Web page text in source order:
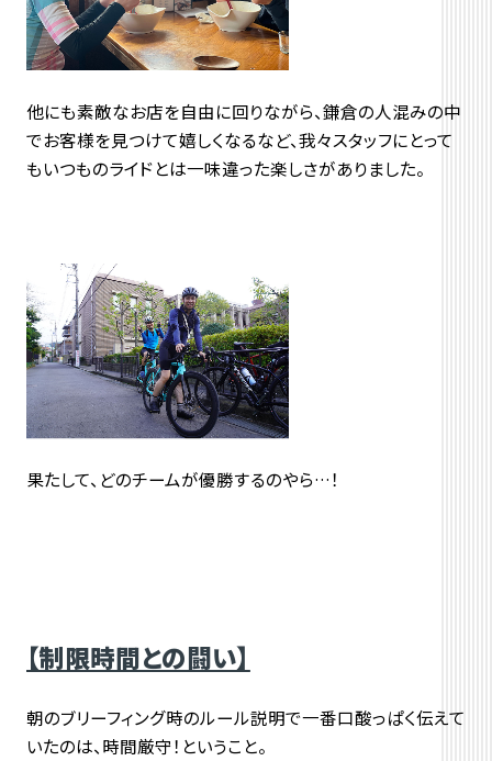
他にも素敵なお店を自由に回りながら、鎌倉の人混みの中
でお客様を見つけて嬉しくなるなど、我々スタッフにとって
もいつものライドとは一味違った楽しさがありました。
果たして、どのチームが優勝するのやら…！
【制限時間との闘い】
朝のブリーフィング時のルール説明で一番口酸っぱく伝えて
いたのは、時間厳守！ということ。